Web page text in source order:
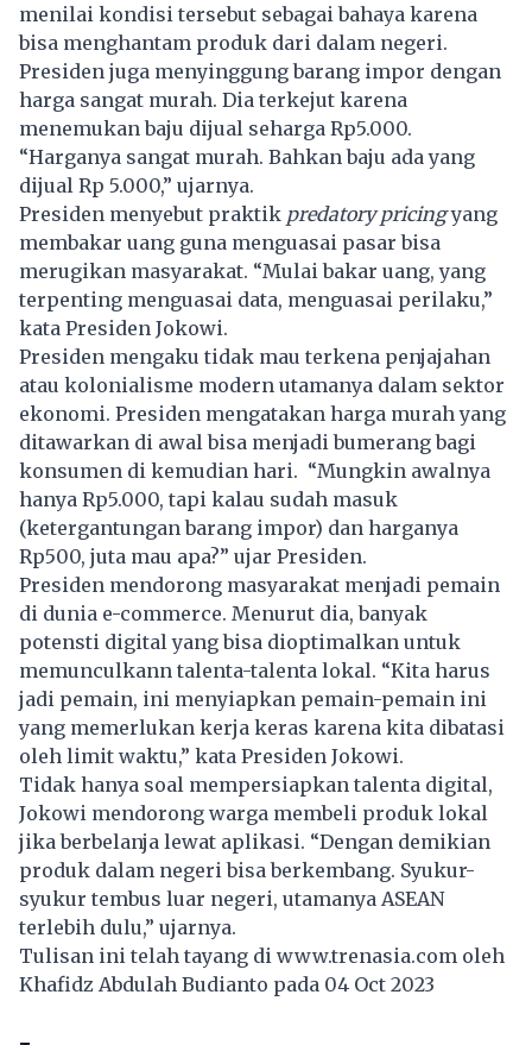
menilai kondisi tersebut sebagai bahaya karena
bisa menghantam produk dari dalam negeri.
Presiden juga menyinggung barang impor dengan
harga sangat murah. Dia terkejut karena
menemukan baju dijual seharga Rp5.000.
“Harganya sangat murah. Bahkan baju ada yang
dijual Rp 5.000,” ujarnya.
Presiden menyebut praktik predatory pricingyang
membakar uang guna menguasai pasar bisa
merugikan masyarakat. “Mulai bakar uang, yang
terpenting menguasai data, menguasai perilaku,”
kata Presiden Jokowi.
Presiden mengaku tidak mau terkena penjajahan
atau kolonialisme modern utamanya dalam sektor
ekonomi. Presiden mengatakan harga murah yang
ditawarkan di awal bisa menjadi bumerang bagi
konsumen di kemudian hari. “Mungkin awalnya
hanya Rp5.000, tapi kalau sudah masuk
(ketergantungan barang impor) dan harganya
Rp500, juta mau apa?” ujar Presiden.
Presiden mendorong masyarakat menjadi pemain
di dunia e-commerce. Menurut dia, banyak
potensti digital yang bisa dioptimalkan untuk
memunculkann talenta-talenta lokal. “Kita harus
jadi pemain, ini menyiapkan pemain-pemain ini
yang memerlukan kerja keras karena kita dibatasi
oleh limit waktu,” kata Presiden Jokowi.
Tidak hanya soal mempersiapkan talenta digital,
Jokowi mendorong warga membeli produk lokal
jika berbelanja lewat aplikasi. “Dengan demikian
produk dalam negeri bisa berkembang. Syukur-
syukur tembus luar negeri, utamanya ASEAN
terlebih dulu,” ujarnya.
Tulisan ini telah tayang di www.trenasia.com oleh
Khafidz Abdulah Budianto pada 04 Oct 2023